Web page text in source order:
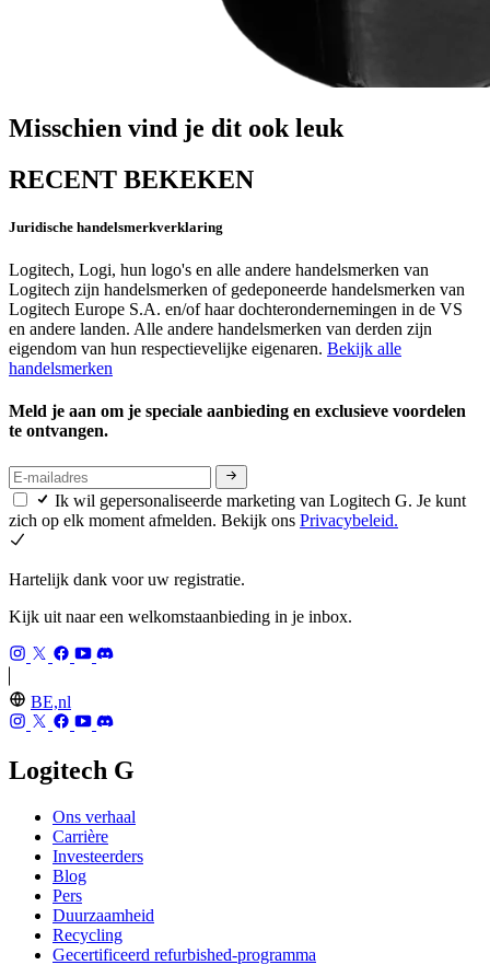
Misschien vind je dit ook leuk
RECENT BEKEKEN
Juridische handelsmerkverklaring
Logitech, Logi, hun logo's en alle andere handelsmerken van
Logitech zijn handelsmerken of gedeponeerde handelsmerken van
Logitech Europe S.A. en/of haar dochterondernemingen in de VS
en andere landen. Alle andere handelsmerken van derden zijn
eigendom van hun respectievelijke eigenaren. Bekijk alle
handelsmerken
Meld je aan om je speciale aanbieding en exclusieve voordelen
te ontvangen.
Ik wil gepersonaliseerde marketing van Logitech G. Je kunt
zich op elk moment afmelden. Bekijk ons Privacybeleid.
Hartelijk dank voor uw registratie.
Kijk uit naar een welkomstaanbieding in je inbox.
BE,nl
Logitech G
Ons verhaal
Carrière
Investeerders
Blog
Pers
Duurzaamheid
Recycling
Gecertificeerd refurbished-programma